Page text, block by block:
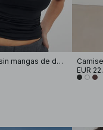
Camiseta sin mangas de doble pliegue
EUR